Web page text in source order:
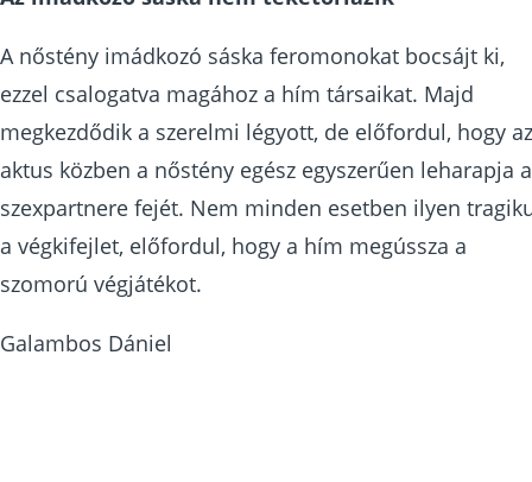
A nőstény imádkozó sáska feromonokat bocsájt ki,
ezzel csalogatva magához a hím társaikat. Majd
megkezdődik a szerelmi légyott, de előfordul, hogy az
aktus közben a nőstény egész egyszerűen leharapja a
szexpartnere fejét. Nem minden esetben ilyen
a végkifejlet, előfordul, hogy a hím megússza a
szomorú végjátékot.
Galambos Dániel